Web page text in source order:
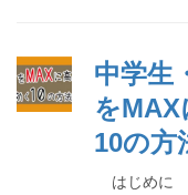
中学生
をMAX
10の方
はじめに